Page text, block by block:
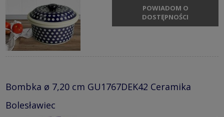
POWIADOM O
DOSTĘPNOŚCI
Bombka ø 7,20 cm GU1767DEK42 Ceramika
Bolesławiec